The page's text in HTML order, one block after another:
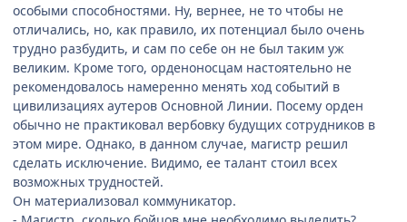
особыми способностями. Ну, вернее, не то чтобы не
отличались, но, как правило, их потенциал было очень
трудно разбудить, и сам по себе он не был таким уж
великим. Кроме того, орденоносцам настоятельно не
рекомендовалось намеренно менять ход событий в
цивилизациях аутеров Основной Линии. Посему орден
обычно не практиковал вербовку будущих сотрудников в
этом мире. Однако, в данном случае, магистр решил
сделать исключение. Видимо, ее талант стоил всех
возможных трудностей.
Он материализовал коммуникатор.